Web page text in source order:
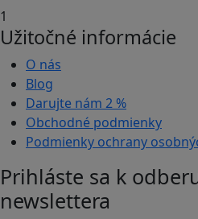
1
Užitočné informácie
O nás
Blog
Darujte nám 2 %
Obchodné podmienky
Podmienky ochrany
Prihláste sa k
newslettera